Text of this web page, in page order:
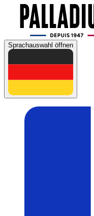
Sprachauswahl öffnen